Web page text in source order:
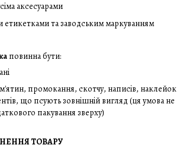
аксесуарами
етикетками та заводським маркуванням
повинна бути:
промокання, скотчу, написів, наклейок
що псують зовнішній вигляд (ця умова не
пакування зверху)
ТОВАРУ